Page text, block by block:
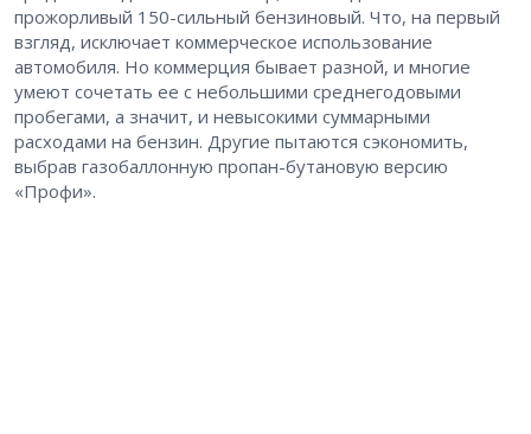
прожорливый 150-сильный бензиновый. Что, на первый
взгляд, исключает коммерческое использование
автомобиля. Но коммерция бывает разной, и многие
умеют сочетать ее с небольшими среднегодовыми
пробегами, а значит, и невысокими суммарными
расходами на бензин. Другие пытаются сэкономить,
выбрав газобаллонную пропан-бутановую версию
«Профи».